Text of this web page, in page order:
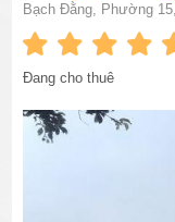
Bạch Đằng, Phường
Đang cho thuê